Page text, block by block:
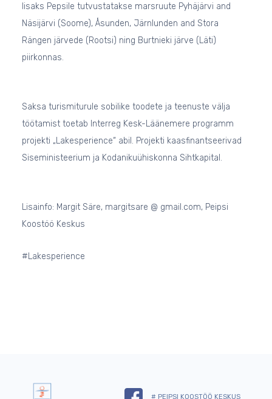
lisaks Pepsile tutvustatakse marsruute Pyhäjärvi and
Näsijärvi (Soome), Åsunden, Järnlunden and Stora
Rängen järvede (Rootsi) ning Burtnieki järve (Läti)
piirkonnas.
Saksa turismiturule sobilike toodete ja teenuste välja
töötamist toetab Interreg Kesk-Läänemere programm
projekti „Lakesperience“ abil. Projekti kaasfinantseerivad
Siseministeerium ja Kodanikuühiskonna Sihtkapital.
Lisainfo: Margit Säre, margitsare @ gmail.com, Peipsi
Koostöö Keskus
#Lakesperience
# PEIPSI KOOSTÖÖ KESKUS